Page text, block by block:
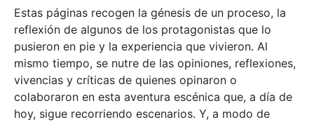
Estas páginas recogen la génesis de un proceso, la
reflexión de algunos de los protagonistas que lo
pusieron en pie y la experiencia que vivieron. Al
mismo tiempo, se nutre de las opiniones, reflexiones,
vivencias y críticas de quienes opinaron o
colaboraron en esta aventura escénica que, a día de
hoy, sigue recorriendo escenarios. Y, a modo de